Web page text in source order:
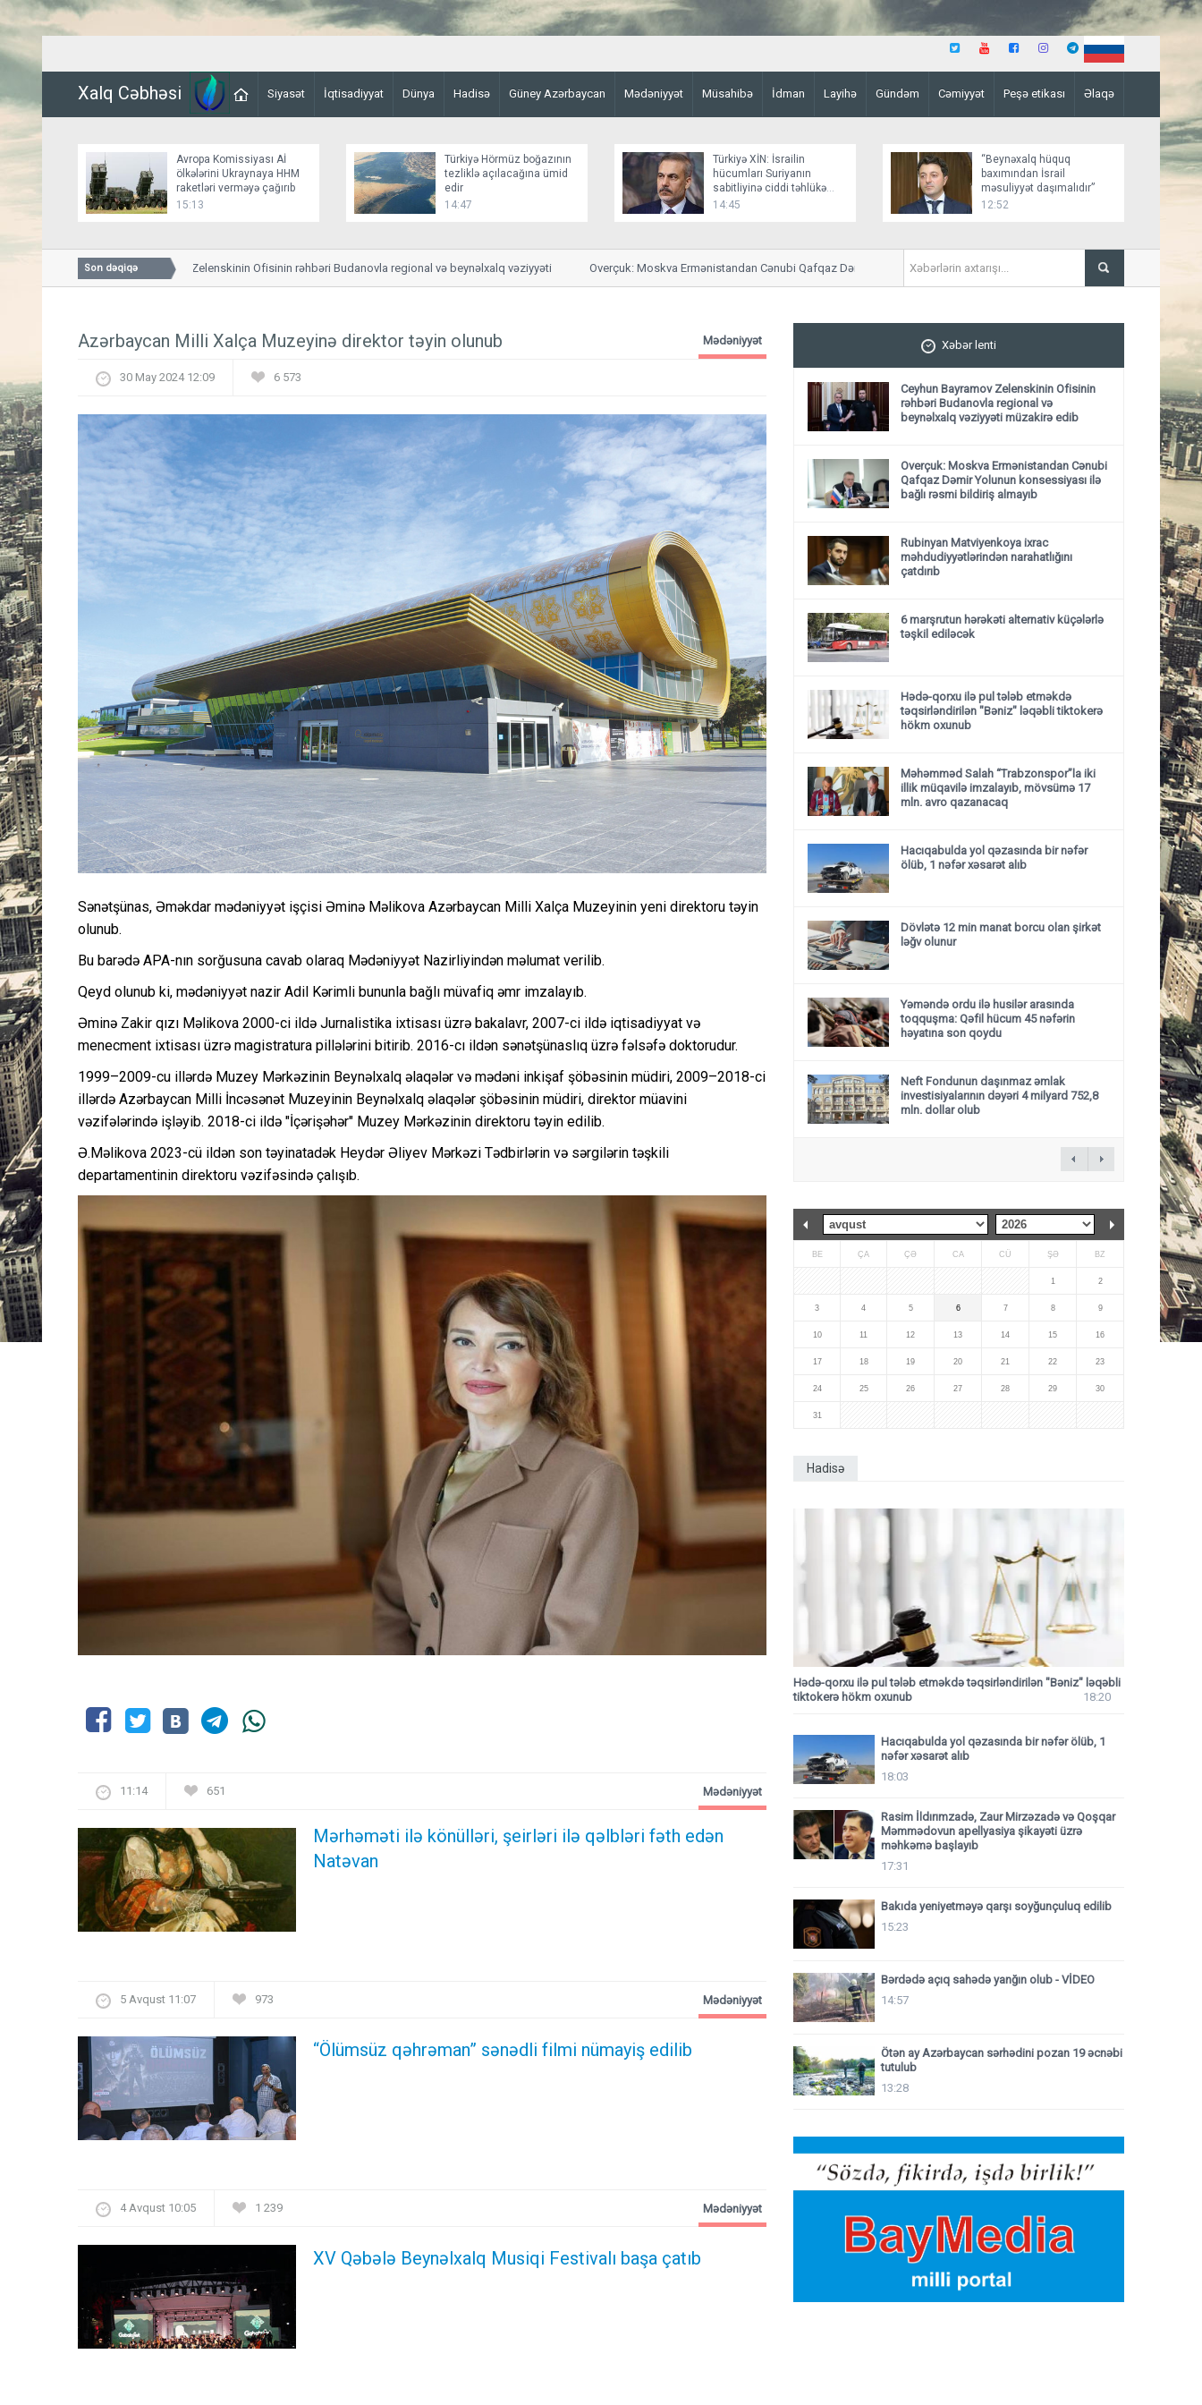
Xalq Cəbhəsi Siyasət İqtisadiyyat Dünya Hadisə Güney Azərbaycan Mədəniyyət Müsahibə İdman Layihə Gündəm Cəmiyyət Peşə etikası Əlaqə
Avropa Komissiyası Aİ
ölkələrini Ukraynaya HHM
raketləri verməyə çağırıb
15:13
Türkiyə Hörmüz boğazının
tezliklə açılacağına ümid
edir
14:47
Türkiyə XİN: İsrailin
hücumları Suriyanın
sabitliyinə ciddi təhlükə
yaradır
14:45
“Beynəxalq hüquq
baxımından İsrail
məsuliyyət daşımalıdır”
12:52
Son dəqiqə
Ceyhun Bayramov Zelenskinin Ofisinin rəhbəri Budanovla regional və beynəlxalq vəziyyəti
müzakirə edib
Overçuk: Moskva Ermənistandan Cənubi Qafqaz Dəmir Yolunun konsessiyası ilə bağlı rəsmi
bildiriş almayıb
Rubinyan Matviyenkoya
Azərbaycan Milli Xalça Muzeyinə direktor təyin olunub Mədəniyyət
30 May 2024 12:09 6 573
Sənətşünas, Əməkdar mədəniyyət işçisi Əminə Məlikova Azərbaycan Milli Xalça Muzeyinin yeni direktoru təyin
olunub.
Bu barədə APA-nın sorğusuna cavab olaraq Mədəniyyət Nazirliyindən məlumat verilib.
Qeyd olunub ki, mədəniyyət nazir Adil Kərimli bununla bağlı müvafiq əmr imzalayıb.
Əminə Zakir qızı Məlikova 2000-ci ildə Jurnalistika ixtisası üzrə bakalavr, 2007-ci ildə iqtisadiyyat və
menecment ixtisası üzrə magistratura pillələrini bitirib. 2016-cı ildən sənətşünaslıq üzrə fəlsəfə doktorudur.
1999–2009-cu illərdə Muzey Mərkəzinin Beynəlxalq əlaqələr və mədəni inkişaf şöbəsinin müdiri, 2009–2018-ci
illərdə Azərbaycan Milli İncəsənət Muzeyinin Beynəlxalq əlaqələr şöbəsinin müdiri, direktor müavini
vəzifələrində işləyib. 2018-ci ildə "İçərişəhər" Muzey Mərkəzinin direktoru təyin edilib.
Ə.Məlikova 2023-cü ildən son təyinatadək Heydər Əliyev Mərkəzi Tədbirlərin və sərgilərin təşkili
departamentinin direktoru vəzifəsində çalışıb.
11:14 651
Mərhəməti ilə könülləri, şeirləri ilə qəlbləri fəth edən
Natəvan
Mədəniyyət
5 Avqust 11:07 973
“Ölümsüz qəhrəman” sənədli filmi nümayiş edilib
Mədəniyyət
4 Avqust 10:05 1 239
XV Qəbələ Beynəlxalq Musiqi Festivalı başa çatıb
Mədəniyyət
Xəbər lenti
Ceyhun Bayramov Zelenskinin Ofisinin
rəhbəri Budanovla regional və
beynəlxalq vəziyyəti müzakirə edib
Overçuk: Moskva Ermənistandan Cənubi
Qafqaz Dəmir Yolunun konsessiyası ilə
bağlı rəsmi bildiriş almayıb
Rubinyan Matviyenkoya ixrac
məhdudiyyətlərindən narahatlığını
çatdırıb
6 marşrutun hərəkəti alternativ küçələrlə
təşkil ediləcək
Hədə-qorxu ilə pul tələb etməkdə
təqsirləndirilən "Bəniz" ləqəbli tiktokerə
hökm oxunub
Məhəmməd Salah “Trabzonspor”la iki
illik müqavilə imzalayıb, mövsümə 17
mln. avro qazanacaq
Hacıqabulda yol qəzasında bir nəfər
ölüb, 1 nəfər xəsarət alıb
Dövlətə 12 min manat borcu olan şirkət
ləğv olunur
Yəməndə ordu ilə husilər arasında
toqquşma: Qəfil hücum 45 nəfərin
həyatına son qoydu
Neft Fondunun daşınmaz əmlak
investisiyalarının dəyəri 4 milyard 752,8
mln. dollar olub
BE ÇA ÇƏ CA CÜ ŞƏ BZ
1 2
3 4 5 6 7 8 9
10 11 12 13 14 15 16
17 18 19 20 21 22 23
24 25 26 27 28 29 30
31
Hadisə
Hədə-qorxu ilə pul tələb etməkdə təqsirləndirilən "Bəniz" ləqəbli
tiktokerə hökm oxunub
18:20
Hacıqabulda yol qəzasında bir nəfər ölüb, 1
nəfər xəsarət alıb
18:03
Rasim İldırımzadə, Zaur Mirzəzadə və Qoşqar
Məmmədovun apellyasiya şikayəti üzrə
məhkəmə başlayıb
17:31
Bakıda yeniyetməyə qarşı soyğunçuluq edilib
15:23
Bərdədə açıq sahədə yanğın olub - VİDEO
14:57
Ötən ay Azərbaycan sərhədini pozan 19 əcnəbi
tutulub
13:28